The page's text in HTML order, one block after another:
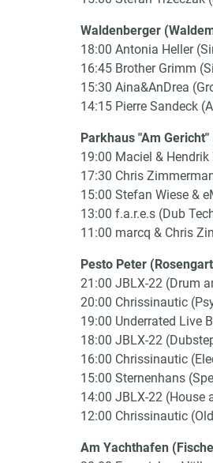
Waldenberger
18:00 Antonia Heller
16:45 Brother Grimm
15:30 Aina&AnDrea
14:15 Pierre Sandeck
Parkhaus "Am
19:00 Maciel &
17:30 Chris
15:00 Stefan Wiese &
13:00 f.a.r.e.s (Dub
11:00 marcq & Chris
Pesto Peter
21:00 JBLX-22 (Drum
20:00 Chrissinautic
19:00 Underrated Live
18:00 JBLX-22
16:00 Chrissinautic
15:00 Sternenhans
14:00 JBLX-22 (House
12:00 Chrissinautic
Am Yachthafen